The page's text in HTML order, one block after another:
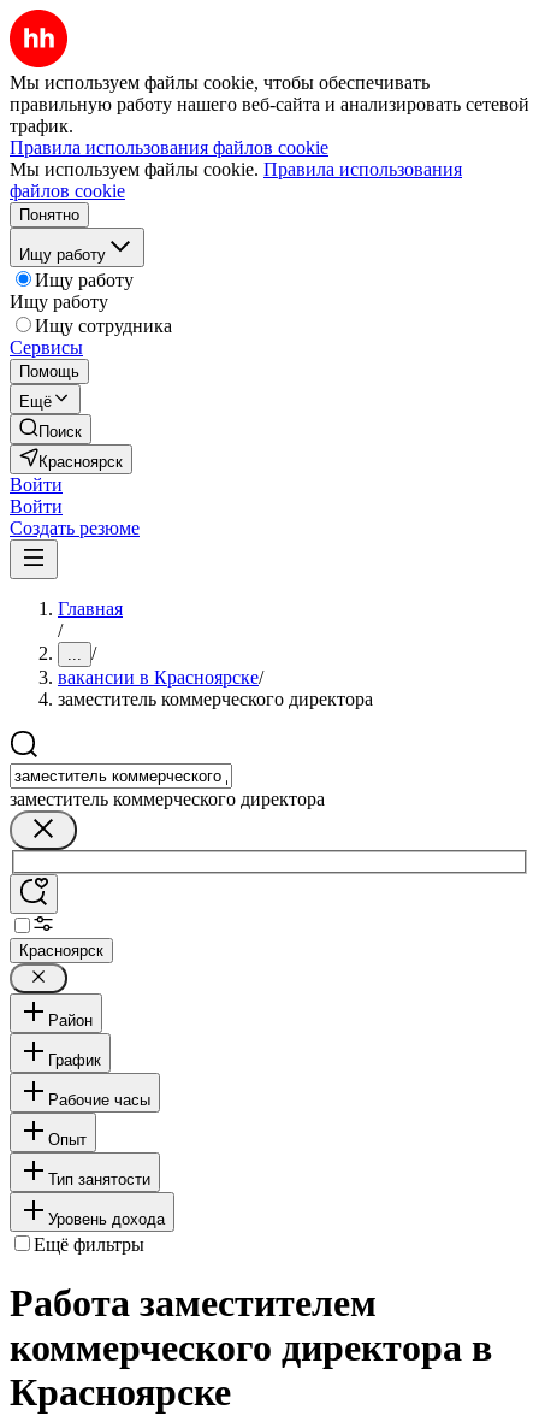
Мы используем файлы cookie, чтобы обеспечивать
правильную работу нашего веб-сайта и анализировать сетевой
трафик.
Правила использования файлов cookie
Мы используем файлы cookie. Правила использования
файлов cookie
Понятно
Ищу работу
Ищу работу
Ищу работу
Ищу сотрудника
Сервисы
Помощь
Ещё
Поиск
Красноярск
Войти
Войти
Создать резюме
Главная
/
... /
вакансии в Красноярске/
заместитель коммерческого директора
заместитель коммерческого директора
Красноярск
Район
График
Рабочие часы
Опыт
Тип занятости
Уровень дохода
Ещё фильтры
Работа заместителем
коммерческого директора в
Красноярске